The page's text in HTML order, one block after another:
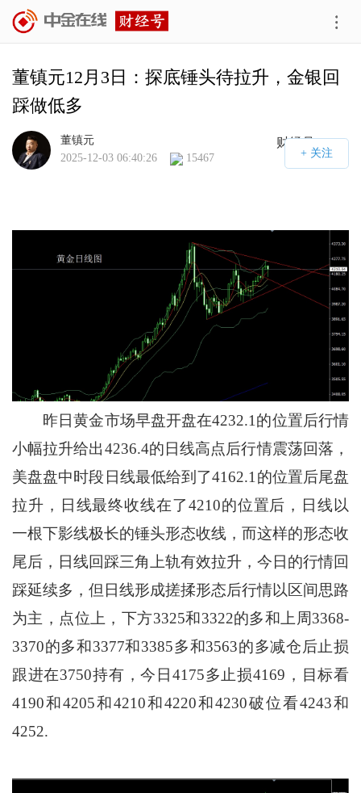
董镇元12月3日：探底锤头待拉升，金银回
踩做低多
财经号APP
董镇元
2025-12-03 06:40:26
15467
昨日黄金市场早盘开盘在4232.1的位置后行情
小幅拉升给出4236.4的日线高点后行情震荡回落，
美盘盘中时段日线最低给到了4162.1的位置后尾盘
拉升，日线最终收线在了4210的位置后，日线以
一根下影线极长的锤头形态收线，而这样的形态收
尾后，日线回踩三角上轨有效拉升，今日的行情回
踩延续多，但日线形成搓揉形态后行情以区间思路
为主，点位上，下方3325和3322的多和上周3368-
3370的多和3377和3385多和3563的多减仓后止损
跟进在3750持有，今日4175多止损4169，目标看
4190和4205和4210和4220和4230破位看4243和
4252.